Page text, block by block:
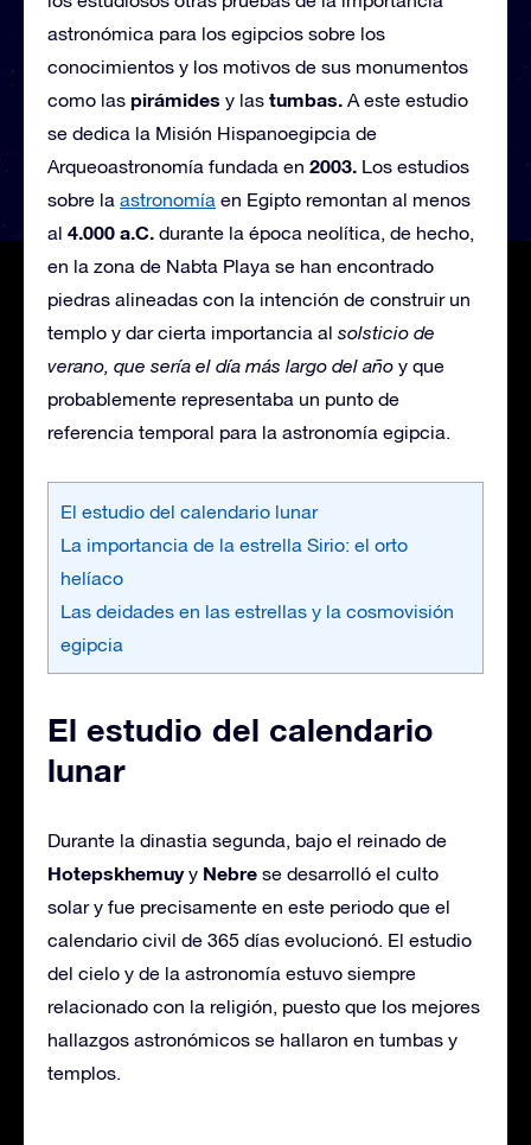
astronómica para los egipcios sobre los
conocimientos y los motivos de sus monumentos
como las pirámides y las tumbas. A este estudio
se dedica la Misión Hispanoegipcia de
Arqueoastronomía fundada en 2003. Los estudios
sobre la astronomía en Egipto remontan al menos
al 4.000 a.C. durante la época neolítica, de hecho,
en la zona de Nabta Playa se han encontrado
piedras alineadas con la intención de construir un
templo y dar cierta importancia al solsticio de
verano, que sería el día más largo del año y que
probablemente representaba un punto de
referencia temporal para la astronomía egipcia.
El estudio del calendario lunar
La importancia de la estrella Sirio: el orto
helíaco
Las deidades en las estrellas y la cosmovisión
egipcia
El estudio del calendario
lunar
Durante la dinastia segunda, bajo el reinado de
Hotepskhemuyy Nebre se desarrolló el culto
solar y fue precisamente en este periodo que el
calendario civil de 365 días evolucionó. El estudio
del cielo y de la astronomía estuvo siempre
relacionado con la religión, puesto que los mejores
hallazgos astronómicos se hallaron en tumbas y
templos.